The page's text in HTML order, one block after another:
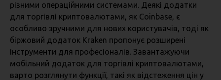
різними операційними системами. Деякі додатки
для торгівлі криптовалютами, як Coinbase, є
особливо зручними для нових користувачів, тоді як
біржовий додаток Kraken пропонує розширені
інструменти для професіоналів. Завантажуючи
мобільний додаток для торгівлі криптовалютами,
варто розглянути функції, такі як відстеження цін у